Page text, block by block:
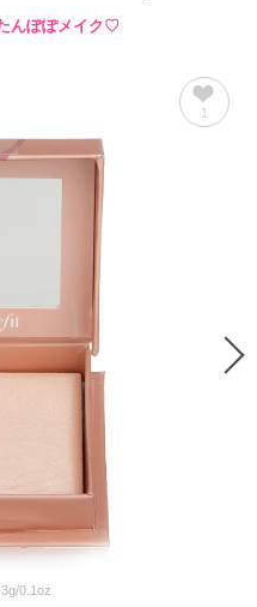
んぽぽメイク♡
1
0.1oz